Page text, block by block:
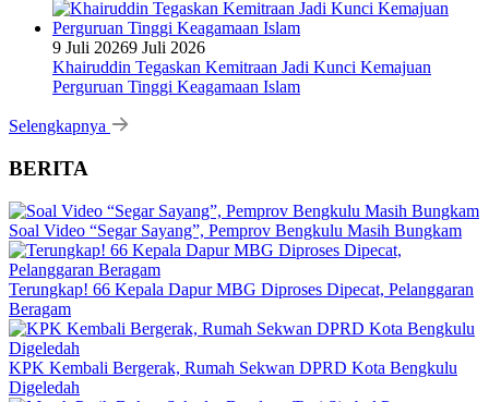
9 Juli 20269 Juli 2026
Khairuddin Tegaskan Kemitraan Jadi Kunci Kemajuan
Perguruan Tinggi Keagamaan Islam
Selengkapnya
BERITA
Soal Video “Segar Sayang”, Pemprov Bengkulu Masih Bungkam
Terungkap! 66 Kepala Dapur MBG Diproses Dipecat, Pelanggaran
Beragam
KPK Kembali Bergerak, Rumah Sekwan DPRD Kota Bengkulu
Digeledah